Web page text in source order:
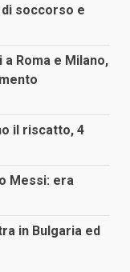
soccorso e
Roma e Milano,
il riscatto, 4
Messi: era
in Bulgaria ed